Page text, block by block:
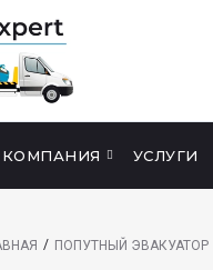
КОМПАНИЯ УСЛУГИ
/ ПОПУТНЫЙ ЭВАКУАТОР
САЙТЕ